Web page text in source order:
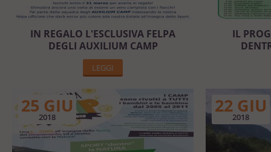
IN REGALO L'ESCLUSIVA FELPA
DEGLI AUXILIUM CAMP
LEGGI
IL
25 GIU
2018
22 GIU
2018